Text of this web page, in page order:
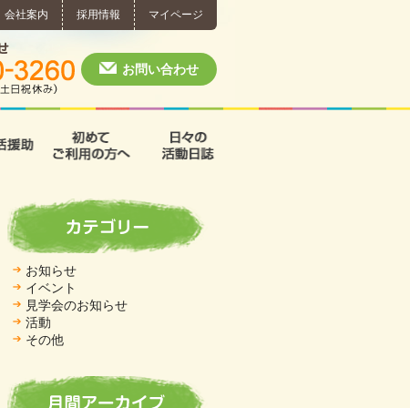
会社案内 採用情報 マイページ
個別相談・お問い合わせ
お問い合わせ
お知らせ
イベント
見学会のお知らせ
活動
その他